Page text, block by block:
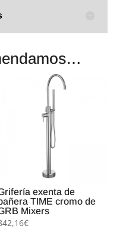
exenta de
TIME cromo de
Mixers
€